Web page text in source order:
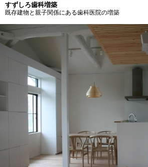
すずしろ歯科増築
既存建物と親子関係にある歯科医院の増築